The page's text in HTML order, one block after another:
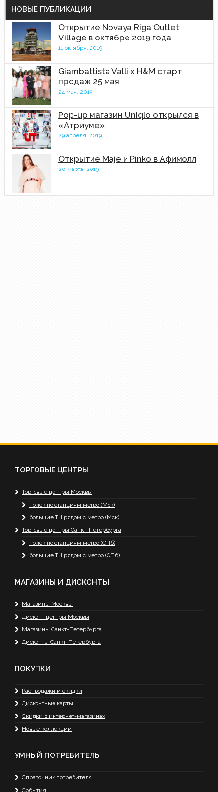
НОВЫЕ ПУБЛИКАЦИИ
Открытие Novaya Riga Outlet
Village в октябре 2019 года
11 октября, 2019
Giambattista Valli x H&M старт
продаж 25 мая
24 мая, 2019
Pop-up магазин Uniqlo открылся в
«Атриуме»
29 апреля, 2019
Открытие Maje и Pinko в Афимолл
20 марта, 2019
ТОРГОВЫЕ ЦЕНТРЫ
Торговые центры Москвы
поиск по станциям метро (Мск)
большие ТЦ рядом с метро (Мск)
Торговые центры Санкт-Петербурга
поиск по станциям метро (СПб)
большие ТЦ рядом с метро (СПб)
МАГАЗИНЫ И ДИСКОНТЫ
Магазины Москвы
Дисконт центры Москвы
Магазины Санкт-Петербурга
Дисконты Санкт-Петербурга
ПОКУПКИ
Распродажи и скидки
Дисконтные карты
Скидки в интернет-магазинах
Новые коллекции
УМНЫЙ ПОТРЕБИТЕЛЬ
Справочник потребителя
События